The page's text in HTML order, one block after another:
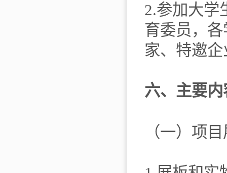
2.参加大学
育委员，
家、特邀
六、主要内
（一）项